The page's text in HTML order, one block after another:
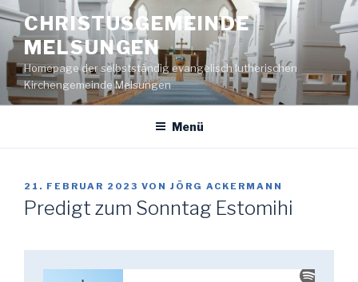
Zum
Inhalt
springen
CHRISTUSGEMEINDE
MELSUNGEN
Homepage der selbstständig evangelisch lutherischen
Kirchengemeinde Melsungen
Menü
VERÖFFENTLICHT
AM
21. FEBRUAR 2023 VON JÖRG ACKERMANN
Predigt zum Sonntag Estomihi